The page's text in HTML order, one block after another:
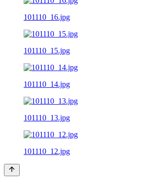
101110_16.jpg
101110_15.jpg
101110_14.jpg
101110_13.jpg
101110_12.jpg